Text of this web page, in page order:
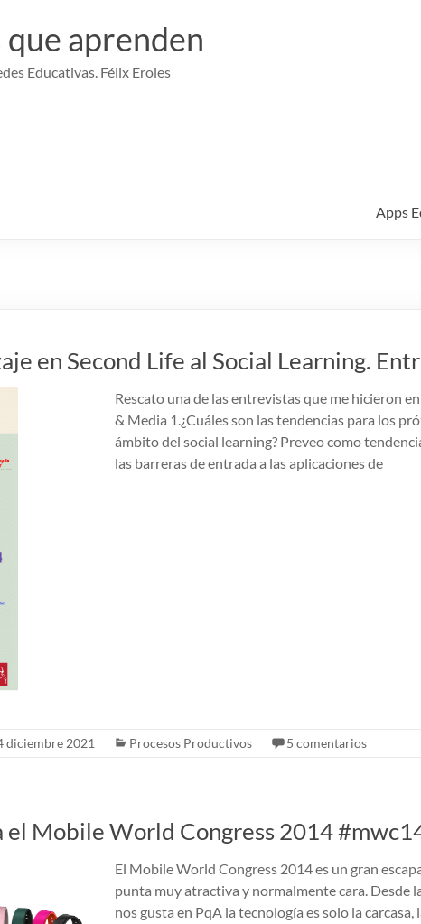
que aprenden
Educativas. Félix Eroles
Apps
en Second Life al Social Learning.
Rescato una de las entrevistas que me hicieron
& Media 1.¿Cuáles son las tendencias para los
ámbito del social learning? Preveo como
las barreras de entrada a las aplicaciones de
diciembre 2021 Procesos Productivos 5 comentarios
el Mobile World Congress 2014
El Mobile World Congress 2014 es un gran
punta muy atractiva y normalmente cara. Desde
nos gusta en PqA la tecnología es solo la carcasa,